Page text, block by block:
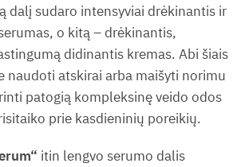
dalį sudaro intensyviai drėkinantis ir
o kitą – drėkinantis,
didinantis kremas. Abi šiais
naudoti atskirai arba maišyti norimu
patogią kompleksinę veido odos
prie kasdieninių poreikių.
itin lengvo serumo dalis